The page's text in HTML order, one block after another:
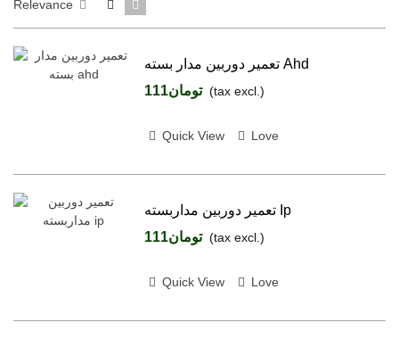
Relevance
تعمیر دوربین مدار بسته Ahd
تومان111 (tax excl.)
Quick View Love
تعمیر دوربین مداربسته Ip
تومان111 (tax excl.)
Quick View Love